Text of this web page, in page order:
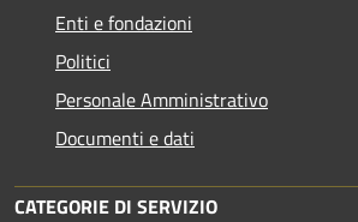
Enti e fondazioni
Politici
Personale Amministrativo
Documenti e dati
CATEGORIE DI SERVIZIO